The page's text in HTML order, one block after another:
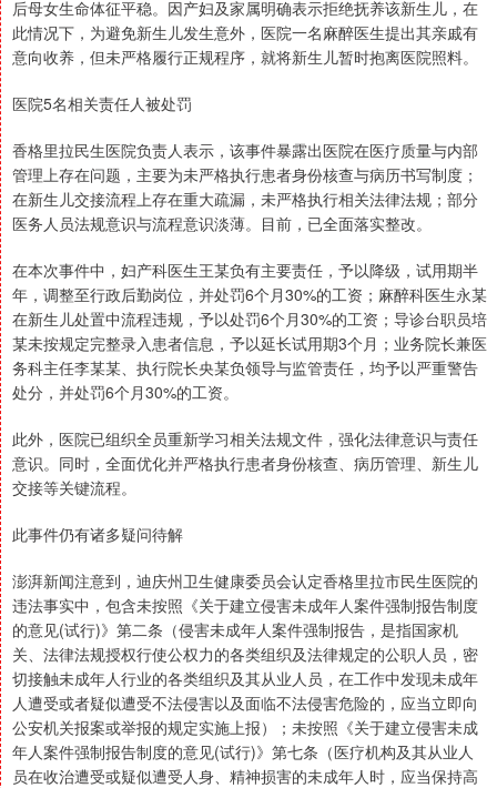
后母女生命体征平稳。因产妇及家属明确表示拒绝抚养该新生儿，在
此情况下，为避免新生儿发生意外，医院一名麻醉医生提出其亲戚有
意向收养，但未严格履行正规程序，就将新生儿暂时抱离医院照料。
医院5名相关责任人被处罚
香格里拉民生医院负责人表示，该事件暴露出医院在医疗质量与内部
管理上存在问题，主要为未严格执行患者身份核查与病历书写制度；
在新生儿交接流程上存在重大疏漏，未严格执行相关法律法规；部分
医务人员法规意识与流程意识淡薄。目前，已全面落实整改。
在本次事件中，妇产科医生王某负有主要责任，予以降级，试用期半
年，调整至行政后勤岗位，并处罚6个月30%的工资；麻醉科医生永某
在新生儿处置中流程违规，予以处罚6个月30%的工资；导诊台职员培
某未按规定完整录入患者信息，予以延长试用期3个月；业务院长兼医
务科主任李某某、执行院长央某负领导与监管责任，均予以严重警告
处分，并处罚6个月30%的工资。
此外，医院已组织全员重新学习相关法规文件，强化法律意识与责任
意识。同时，全面优化并严格执行患者身份核查、病历管理、新生儿
交接等关键流程。
此事件仍有诸多疑问待解
澎湃新闻注意到，迪庆州卫生健康委员会认定香格里拉市民生医院的
违法事实中，包含未按照《关于建立侵害未成年人案件强制报告制度
的意见(试行)》第二条（侵害未成年人案件强制报告，是指国家机
关、法律法规授权行使公权力的各类组织及法律规定的公职人员，密
切接触未成年人行业的各类组织及其从业人员，在工作中发现未成年
人遭受或者疑似遭受不法侵害以及面临不法侵害危险的，应当立即向
公安机关报案或举报的规定实施上报）；未按照《关于建立侵害未成
年人案件强制报告制度的意见(试行)》第七条（医疗机构及其从业人
员在收治遭受或疑似遭受人身、精神损害的未成年人时，应当保持高